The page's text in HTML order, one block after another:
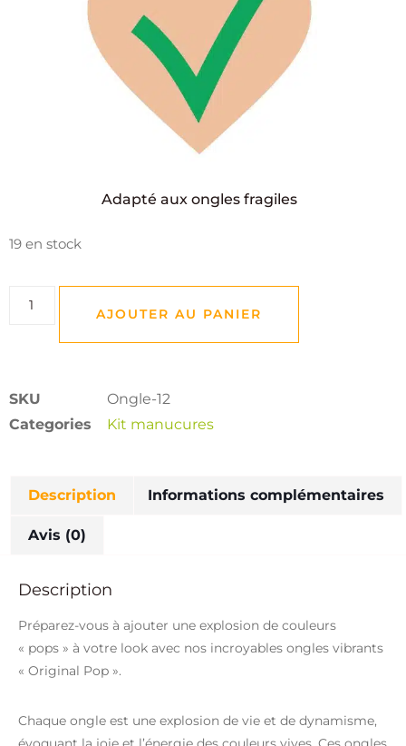
Adapté aux ongles fragiles
19 en stock
AJOUTER AU PANIER
SKU
Ongle-12
Categories
Kit manucures
Description Informations complémentaires
Avis (0)
Description
Préparez-vous à ajouter une explosion de couleurs
« pops » à votre look avec nos incroyables ongles vibrants
« Original Pop ».
Chaque ongle est une explosion de vie et de dynamisme,